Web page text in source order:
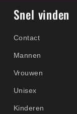
Snel vinden
Contact
Mannen
Vrouwen
Unisex
Kinderen